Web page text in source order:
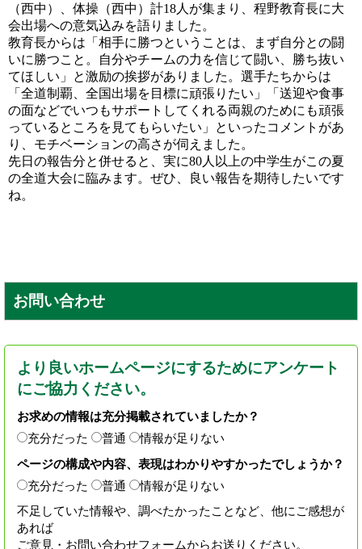
（西中）、体操（西中）計18人が集まり、程野教育長に大
会出場への意気込みを語りました。
教育長からは「相手に勝つということは、まず自分との闘
いに勝つこと。自分やチームの力を信じて闘い、勝ち抜い
てほしい」と激励の挨拶がありました。選手たちからは
「全道制覇、全国出場を目標に頑張りたい」「送迎や食事
の面などでいつもサポートしてくれる両親のためにも頑張
っているところを見てもらいたい」といったコメントがあ
り、モチベーションの高さが伺えました。
先日の報告分と併せると、実に80人以上の中学生がこの夏
の全道大会に臨みます。ぜひ、良い報告を期待したいです
ね。
お問い合わせ
より良いホームページにするためにアンケート
にご協力ください。
お求めの情報は充分掲載されていましたか？
充分だった
普通
情報が足りない
ページの構成や内容、表現はわかりやすかったでしょうか？
充分だった
普通
情報が足りない
不足していた情報や、調べたかったことなど、他にご感想が
あれば
ご意見・お問い合わせフォームからお送りください。